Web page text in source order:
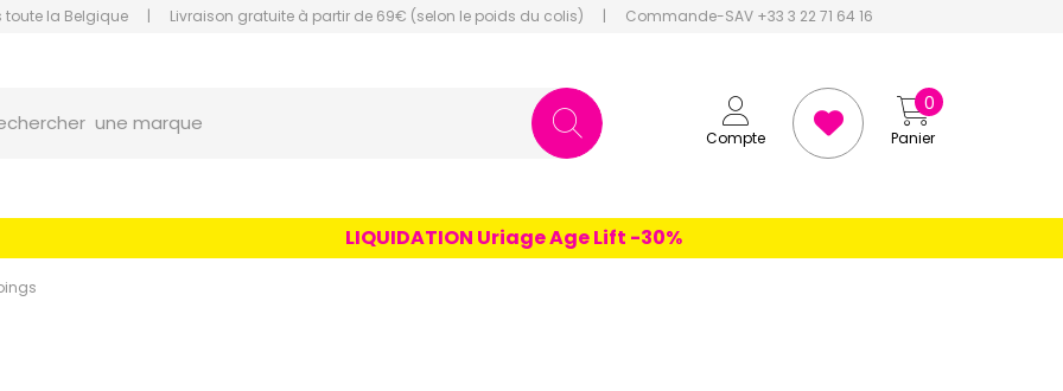
toute la Belgique | Livraison gratuite à partir de 69€ (selon le poids du colis) | Commande-SAV +33 3 22 71 64 16
Compte Panier
0
un conseil
une marque
LIQUIDATION Uriage Age Lift -30%